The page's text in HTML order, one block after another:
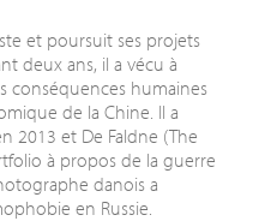
et poursuit ses projets
deux ans, il a vécu à
conséquences humaines
de la Chine. Il a
2013 et De Faldne (The
à propos de la guerre
danois a
en Russie.